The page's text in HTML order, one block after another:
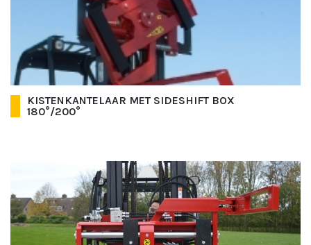
KISTENKANTELAAR MET SIDESHIFT BOX
180°/200°